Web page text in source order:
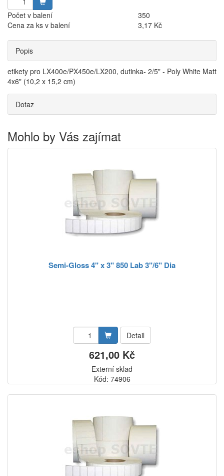
Počet v balení
350
Cena za ks v balení
3,17 Kč
Popis
etikety pro LX400e/PX450e/LX200, dutinka- 2/5" - Poly White Matt
4x6" (10,2 x 15,2 cm)
Dotaz
Mohlo by Vás zajímat
Semi-Gloss 4" x 3" 850 Lab 3"/6" Dia
Detail
621,00 Kč
Externí sklad
Kód: 74906